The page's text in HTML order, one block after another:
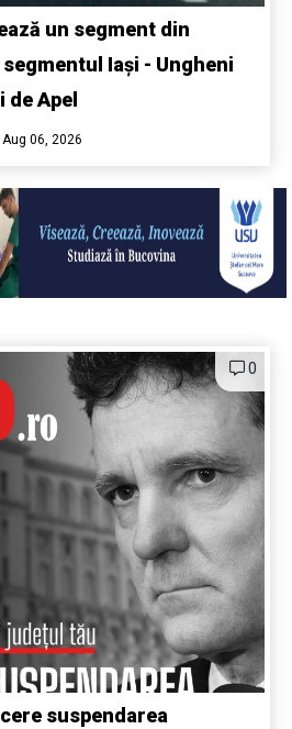
un segment din
Iași - Ungheni
Apel
Aug 06, 2026
0
suspendarea